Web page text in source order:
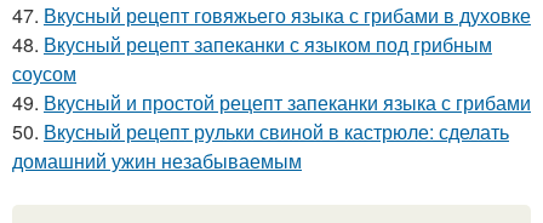
47. Вкусный рецепт говяжьего языка с грибами в духовке
48. Вкусный рецепт запеканки с языком под грибным
соусом
49. Вкусный и простой рецепт запеканки языка с грибами
50. Вкусный рецепт рульки свиной в кастрюле: сделать
домашний ужин незабываемым